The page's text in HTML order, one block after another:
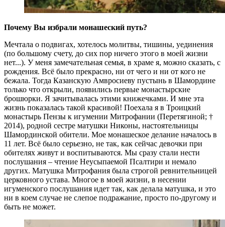
Почему Вы избрали монашеский путь?
Мечтала о подвигах, хотелось молитвы, тишины, уединения
(по большому счету, до сих пор ничего этого в моей жизни
нет...). У меня замечательная семья, в храме я, можно сказать, с
рождения. Всё было прекрасно, ни от чего и ни от кого не
бежала. Тогда Казанскую Амвросиеву пустынь в Шамордине
только что открыли, появились первые монастырские
брошюрки. Я зачитывалась этими книжечками. И мне эта
жизнь показалась такой красивой! Поехала я в Троицкий
монастырь Пензы к игумении Митрофании (Перетягиной; †
2014), родной сестре матушки Никоны, настоятельницы
Шамординской обители. Мое монашеское делание началось в
11 лет. Всё было серьезно, не так, как сейчас девочки при
обителях живут и воспитываются. Мы сразу стали нести
послушания – чтение Неусыпаемой Псалтири и немало
других. Матушка Митрофания была строгой ревнительницей
церковного устава. Многое в моей жизни, в несении
игуменского послушания идет так, как делала матушка, и это
ни в коем случае не слепое подражание, просто по-­другому и
быть не может.